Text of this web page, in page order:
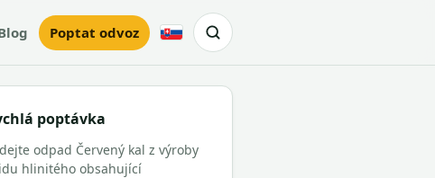
Poptat odvoz Slovensky
poptávka
odpad Červený kal z výroby
hlinitého obsahující